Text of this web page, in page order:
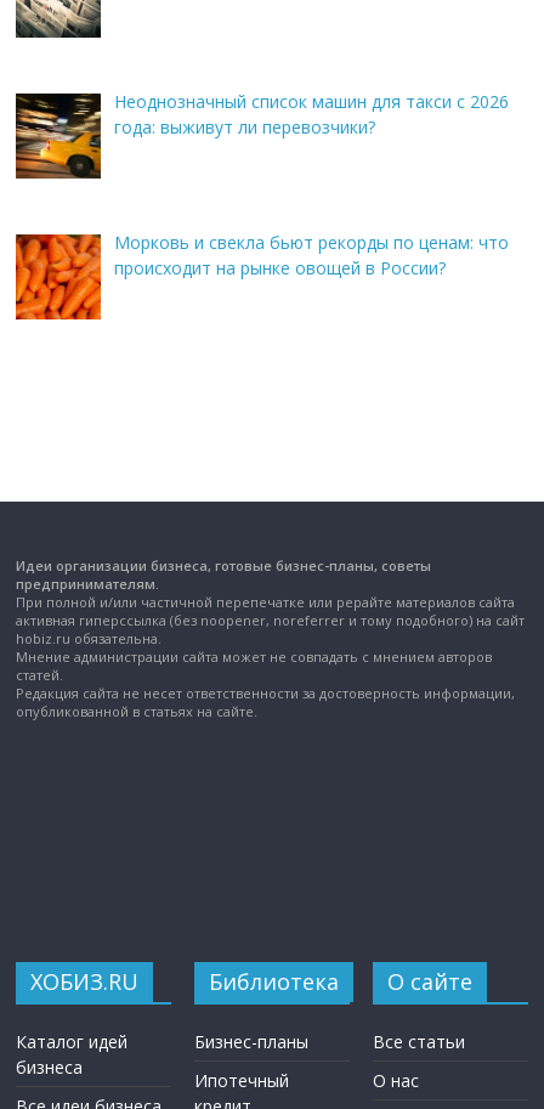
Неоднозначный список машин для такси с 2026
года: выживут ли перевозчики?
Морковь и свекла бьют рекорды по ценам: что
происходит на рынке овощей в России?
Идеи организации бизнеса, готовые бизнес-планы, советы
предпринимателям.
При полной и/или частичной перепечатке или рерайте материалов сайта
активная гиперссылка (без noopener, noreferrer и тому подобного) на сайт
hobiz.ru обязательна.
Мнение администрации сайта может не совпадать с мнением авторов
статей.
Редакция сайта не несет ответственности за достоверность информации,
опубликованной в статьях на сайте.
ХОБИЗ.RU
Каталог идей
бизнеса
Библиотека
Бизнес-планы
Ипотечный
О сайте
Все статьи
О нас